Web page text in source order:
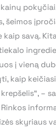
šeimos
kaip savą.
į vieną
kaip
–
skyriaus